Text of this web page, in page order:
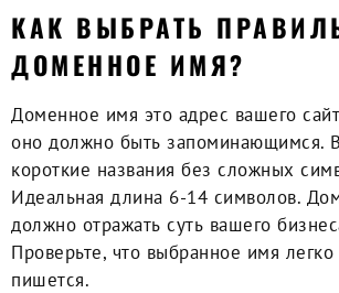
КАК ВЫБРАТЬ
ДОМЕННОЕ ИМЯ?
Доменное имя это адрес вашего
оно должно быть запоминающимся.
короткие названия без сложных
Идеальная длина 6-14 символов.
должно отражать суть вашего
Проверьте, что выбранное имя
пишется.